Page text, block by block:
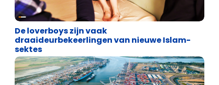
Cultuuroorlog
De loverboys zijn vaak
draaideurbekeerlingen van nieuwe Islam-
sektes